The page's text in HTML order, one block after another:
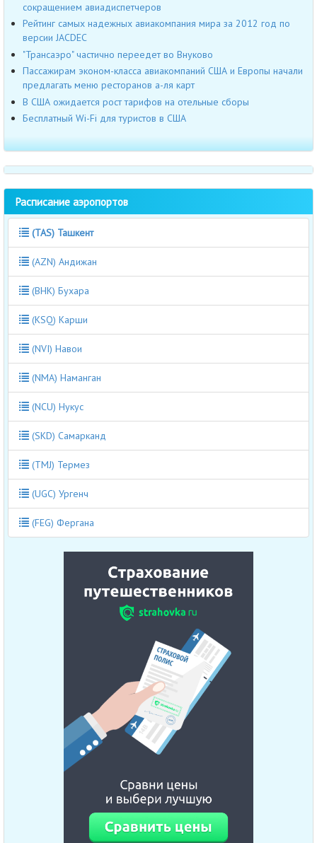
сокращением авиадиспетчеров
Рейтинг самых надежных авиакомпания мира за 2012 год по
версии JACDEC
"Трансаэро" частично переедет во Внуково
Пассажирам эконом-класса авиакомпаний США и Европы начали
предлагать меню ресторанов а-ля карт
В США ожидается рост тарифов на отельные сборы
Бесплатный Wi-Fi для туристов в США
Расписание аэропортов
(TAS) Ташкент
(AZN) Андижан
(BHK) Бухара
(KSQ) Карши
(NVI) Навои
(NMA) Наманган
(NCU) Нукус
(SKD) Самарканд
(TMJ) Термез
(UGC) Ургенч
(FEG) Фергана